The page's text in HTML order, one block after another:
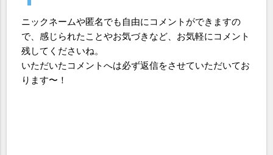
ニックネームや匿名でも自由にコメントができますの
で、感じられたことやお気づきなど、お気軽にコメント
残してくださいね。
いただいたコメントへは必ず返信をさせていただいてお
ります〜！